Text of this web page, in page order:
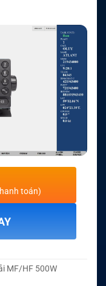
toán)
MF/HF 500W